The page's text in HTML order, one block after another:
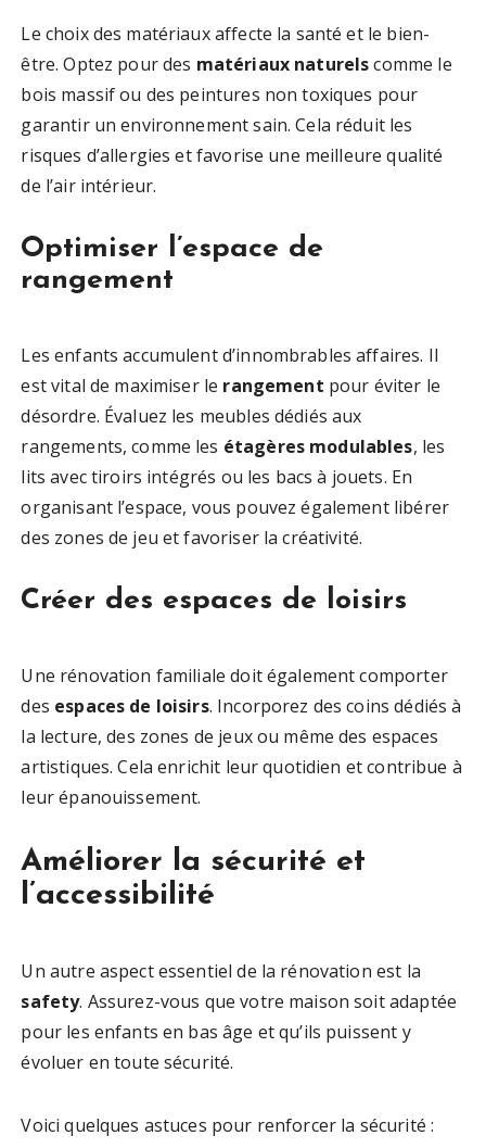
Le choix des matériaux affecte la santé et le bien-
être. Optez pour des matériaux naturelscomme le
bois massif ou des peintures non toxiques pour
garantir un environnement sain. Cela réduit les
risques d’allergies et favorise une meilleure qualité
de l’air intérieur.
Optimiser l’espace de
rangement
Les enfants accumulent d’innombrables affaires. Il
est vital de maximiser le rangement pour éviter le
désordre. Évaluez les meubles dédiés aux
rangements, comme les étagères modulables, les
lits avec tiroirs intégrés ou les bacs à jouets. En
organisant l’espace, vous pouvez également libérer
des zones de jeu et favoriser la créativité.
Créer des espaces de loisirs
Une rénovation familiale doit également comporter
des espaces de loisirs. Incorporez des coins dédiés à
la lecture, des zones de jeux ou même des espaces
artistiques. Cela enrichit leur quotidien et contribue à
leur épanouissement.
Améliorer la sécurité et
l’accessibilité
Un autre aspect essentiel de la rénovation est la
safety. Assurez-vous que votre maison soit adaptée
pour les enfants en bas âge et qu’ils puissent y
évoluer en toute sécurité.
Voici quelques astuces pour renforcer la sécurité :